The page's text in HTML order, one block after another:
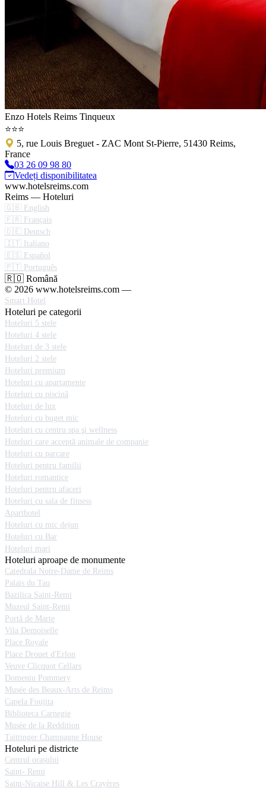
Enzo Hotels Reims Tinqueux
⭐⭐⭐
5, rue Louis Breguet - ZAC Mont St-Pierre, 51430 Reims,
France
03 26 09 98 80
Vedeți disponibilitatea
www.hotelsreims.com
Reims — Hoteluri
🇬🇧 English
🇫🇷 Français
🇩🇪 Deutsch
🇮🇹 Italiano
🇪🇸 Español
🇵🇹 Português
🇷🇴 Română
© 2026 www.hotelsreims.com —
Smart Hotel
Hoteluri pe categorii
Hoteluri 5 stele
Hoteluri 4 stele
Hoteluri de 3 stele
Hoteluri 2 stele
Hoteluri premium
Hoteluri cu apartamente
Hoteluri cu piscină
Hoteluri de lux
Hoteluri cu buget mic
Hoteluri cu centru spa şi wellness
Hoteluri care acceptă animale de companie
Hoteluri cu parcare
Hoteluri pentru familii
Hoteluri romantice
Hoteluri pentru afaceri
Hoteluri cu sala de fitness
Aparthotel
Hoteluri cu mic dejun
Hoteluri cu Bar
Hoteluri mari
Hoteluri aproape de monumente
Catedrala Notre-Dame de Reims
Palais du Tau
Bazilica Saint-Remi
Muzeul Saint-Remi
Portă de Marte
Vila Demoiselle
Place Royale
Place Drouet d'Erlon
Veuve Clicquot Cellars
Domeniu Pommery
Musée des Beaux-Arts de Reims
Capela Foujita
Biblioteca Carnegie
Musée de la Reddition
Taittinger Champagne House
Hoteluri pe districte
Centrul orașului
Saint- Remi
Saint-Nicaise Hill & Les Crayères